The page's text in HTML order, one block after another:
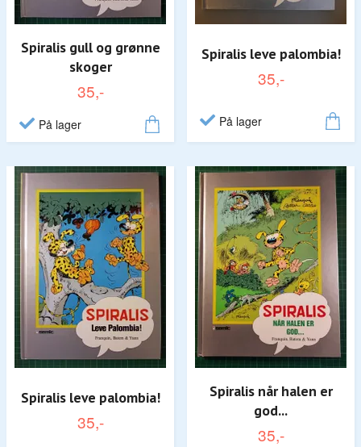
Spiralis gull og grønne
skoger
35,-
På lager
Spiralis leve palombia!
35,-
På lager
Spiralis leve palombia!
35,-
Spiralis når halen er
god...
35,-